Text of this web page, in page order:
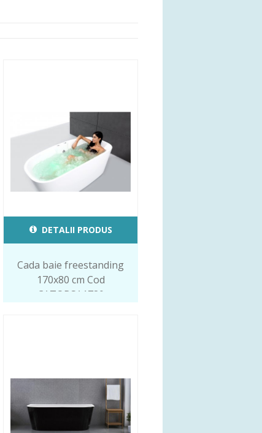
DETALII PRODUS
Cada baie freestanding
170x80 cm Cod
CATOBSA1780